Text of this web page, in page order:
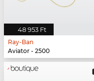
48 953 Ft
Ray-Ban
Aviator - 2500